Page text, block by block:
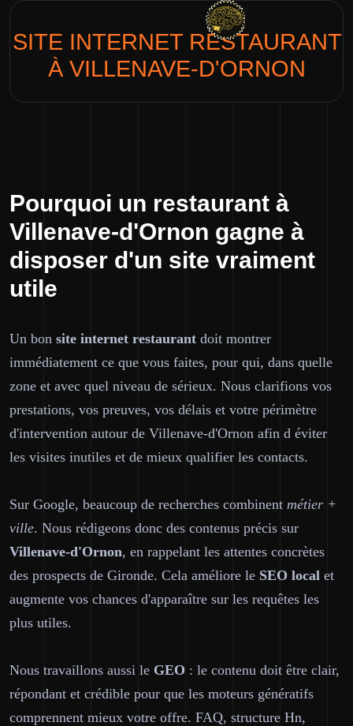
SITE INTERNET RESTAURANT
À VILLENAVE-D'ORNON
Pourquoi un restaurant à
Villenave-d'Ornon gagne à
disposer d'un site vraiment
utile
Un bon site internet restaurant doit montrer
immédiatement ce que vous faites, pour qui, dans quelle
zone et avec quel niveau de sérieux. Nous clarifions vos
prestations, vos preuves, vos délais et votre périmètre
d'intervention autour de Villenave-d'Ornon afin d éviter
les visites inutiles et de mieux qualifier les contacts.
Sur Google, beaucoup de recherches combinent métier +
ville. Nous rédigeons donc des contenus précis sur
Villenave-d'Ornon, en rappelant les attentes concrètes
des prospects de Gironde. Cela améliore le SEO local et
augmente vos chances d'apparaître sur les requêtes les
plus utiles.
Nous travaillons aussi le GEO : le contenu doit être clair,
répondant et crédible pour que les moteurs génératifs
comprennent mieux votre offre. FAQ, structure Hn,